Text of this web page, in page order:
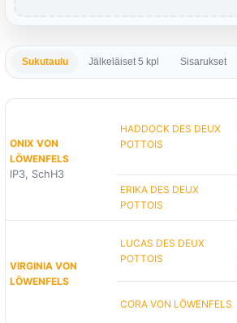
Sukutaulu Jälkeläiset 5 kpl Sisarukset
ONIX VON
LÖWENFELS
IP3, SchH3
HADDOCK DES DEUX
POTTOIS
ERIKA DES DEUX
POTTOIS
VIRGINIA VON
LÖWENFELS
LUCAS DES DEUX
POTTOIS
CORA VON LÖWENFELS